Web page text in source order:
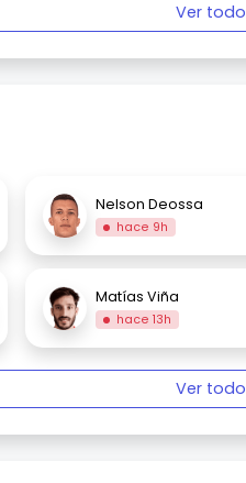
Ver todo
Nelson Deossa
hace 9h
Matías Viña
hace 13h
Ver todo